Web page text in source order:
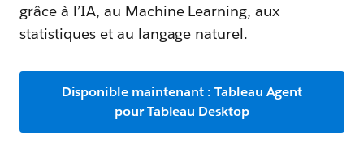
grâce à l’IA, au Machine Learning, aux
statistiques et au langage naturel.
Disponible maintenant : Tableau Agent
pour Tableau Desktop